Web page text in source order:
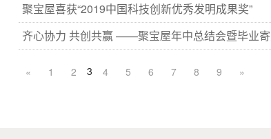
聚宝屋喜获“2019中国科技创新优秀发明成果奖”
齐心协力 共创共赢 ——聚宝屋年中总结会暨毕业
« 1 2 3 4 5 6 7 8 9 »